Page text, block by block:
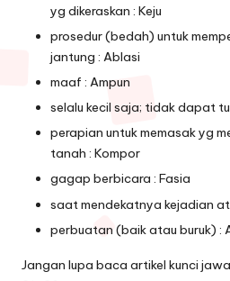
yg dikeraskan : Keju
prosedur (bedah) untuk
jantung : Ablasi
maaf : Ampun
selalu kecil saja; tidak dapat
perapian untuk memasak yg
tanah : Kompor
gagap berbicara : Fasia
saat mendekatnya kejadian
perbuatan (baik atau buruk) :
Jangan lupa baca artikel kunci